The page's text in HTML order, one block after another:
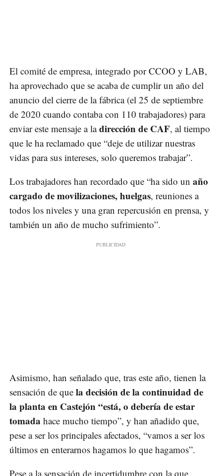
El comité de empresa, integrado por CCOO y LAB,
ha aprovechado que se acaba de cumplir un año del
anuncio del cierre de la fábrica (el 25 de septiembre
de 2020 cuando contaba con 110 trabajadores) para
enviar este mensaje a ladirección de CAF, al tiempo
que le ha reclamado que “deje de utilizar nuestras
vidas para sus intereses, solo queremos trabajar”.
Los trabajadores han recordado que “ha sido un año
cargado de movilizaciones, huelgas, reuniones a
todos los niveles y una gran repercusión en prensa, y
también un año de mucho sufrimiento”.
Asimismo, han señalado que, tras este año, tienen la
sensación de que la decisión de la continuidad de
la planta en Castejón “está, o debería de estar
tomada hace mucho tiempo”, y han añadido que,
pese a ser los principales afectados, “vamos a ser los
últimos en enterarnos hagamos lo que hagamos”.
Pese a la sensación de incertidumbre con la que